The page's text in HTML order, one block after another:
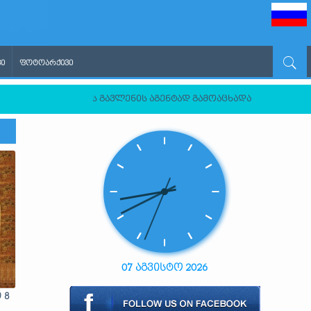
ᲤᲝᲢᲝᲐᲠᲥᲘᲕᲘ
ფედერაციის გავლენის აგენტად გამოაცხადა
8
07 აგვისტო 2026